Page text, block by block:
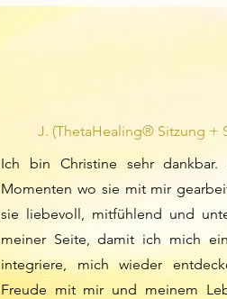
J. (ThetaHealing® Sitzung +
Ich bin Christine sehr
Momenten wo sie mit mir
sie liebevoll, mitfühlend und
meiner Seite, damit ich mich
integriere, mich wieder
Freude mit mir und meinem